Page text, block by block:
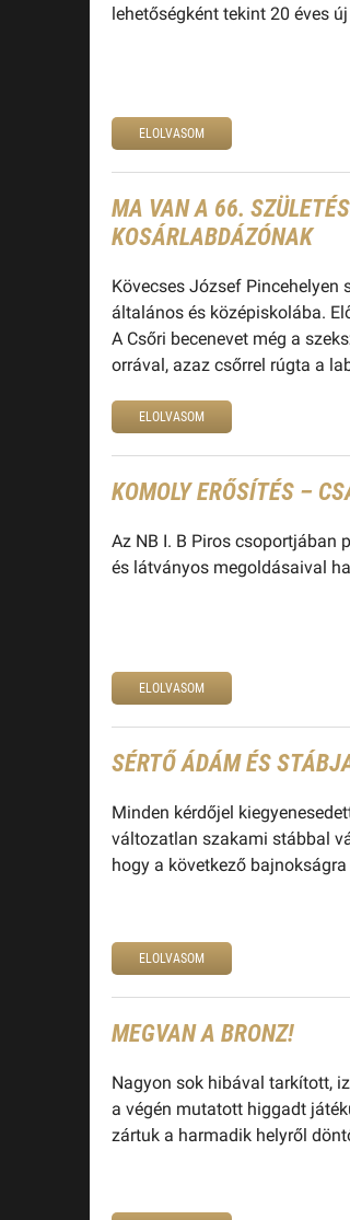
lehetőségként tekint 20 éves
ELOLVASOM
MA VAN A 66.
KOSÁRLABDÁZÓNAK
Kövecses József Pincehelyen
általános és középiskolába.
A Csőri becenevet még a
orrával, azaz csőrrel rúgta a
ELOLVASOM
KOMOLY ERŐSÍTÉS –
Az NB I. B Piros csoportjában
és látványos megoldásaival
ELOLVASOM
SÉRTŐ ÁDÁM ÉS
Minden kérdőjel
változatlan szakami stábbal
hogy a következő
ELOLVASOM
MEGVAN A BRONZ!
Nagyon sok hibával tarkított,
a végén mutatott higgadt
zártuk a harmadik helyről